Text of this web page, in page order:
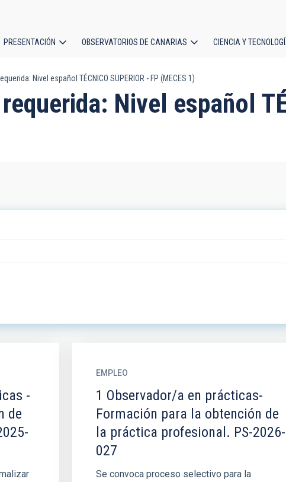
principal
PRESENTACIÓN OBSERVATORIOS DE CANARIAS CIENCIA Y
Nivel español TÉCNICO SUPERIOR - FP (MECES 1)
Nivel español
-
de
EMPLEO
1 Observador/a en prácticas-
Formación para la obtención de
la práctica profesional. PS-2026-
027
Se convoca proceso selectivo para la